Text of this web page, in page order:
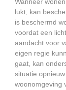
Wanneer
lukt, kan
is beschermd
voordat een
aandacht voor
eigen regie
gaat, kan
situatie
woonomgeving